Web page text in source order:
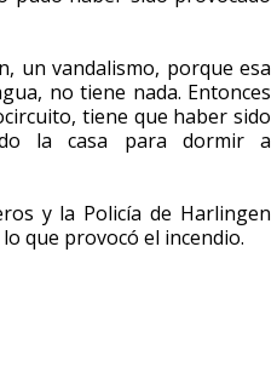
un vandalismo, porque esa
no tiene nada. Entonces
tiene que haber sido
la casa para dormir a
y la Policía de Harlingen
que provocó el incendio.